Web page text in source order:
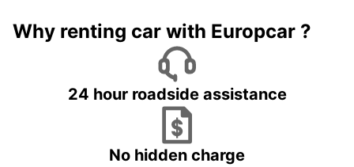
Why renting car with Europcar ?
24 hour roadside assistance
No hidden charge